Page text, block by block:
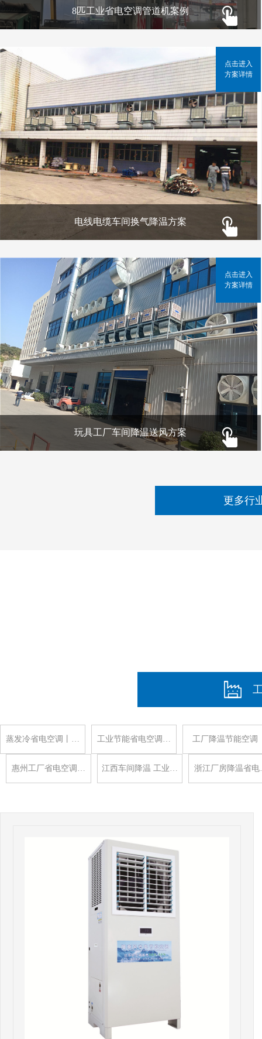
8匹工业省电空调管道机案例
电线电缆车间换气降温方案
点击进入
方案详情
玩具工厂车间降温送风方案
点击进入
方案详情
更多行
蒸发冷省电空调丨… 工业节能省电空调… 工厂降温节能空调
惠州工厂省电空调… 江西车间降温 工业… 浙江厂房降温省